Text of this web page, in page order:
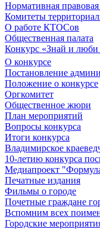
Нормативная правовая
Комитеты
О работе КТОСов
Общественная палата
Конкурс «Знай и
О конкурсе
Постановление
Положение о конкурсе
Оргкомитет
Общественное жюри
План мероприятий
Вопросы конкурса
Итоги конкурса
Владимирское
10-летию конкурса
Медиапроект
Печатные издания
Фильмы о городе
Почетные граждане
Вспомним всех
Городские